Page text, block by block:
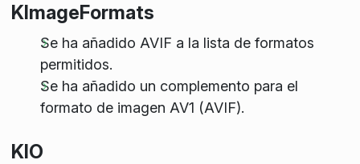
KImageFormats
Se ha añadido AVIF a la lista de formatos
permitidos.
Se ha añadido un complemento para el
formato de imagen AV1 (AVIF).
KIO